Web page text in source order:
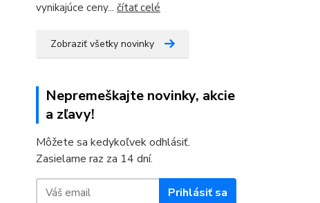
vynikajúce ceny... čítať celé
Zobraziť všetky novinky
Nepremeškajte novinky, akcie
a zľavy!
Môžete sa kedykoľvek odhlásiť.
Zasielame raz za 14 dní.
Prihlásiť sa